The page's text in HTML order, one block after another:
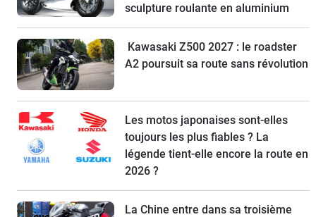
sculpture roulante en aluminium
Kawasaki Z500 2027 : le roadster
A2 poursuit sa route sans révolution
Les motos japonaises sont-elles
toujours les plus fiables ? La
légende tient-elle encore la route en
2026 ?
La Chine entre dans sa troisième